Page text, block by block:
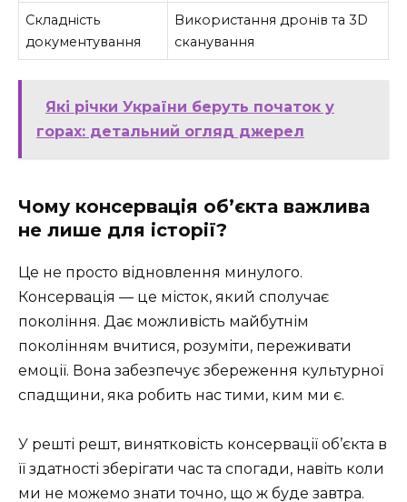
Складність
документування
Використання дронів та 3D
сканування
Які річки України беруть початок у
горах: детальний огляд джерел
Чому консервація об’єкта важлива
не лише для історії?
Це не просто відновлення минулого.
Консервація — це місток, який сполучає
покоління. Дає можливість майбутнім
поколінням вчитися, розуміти, переживати
емоції. Вона забезпечує збереження культурної
спадщини, яка робить нас тими, ким ми є.
У решті решт, винятковість консервації об’єкта в
її здатності зберігати час та спогади, навіть коли
ми не можемо знати точно, що ж буде завтра.